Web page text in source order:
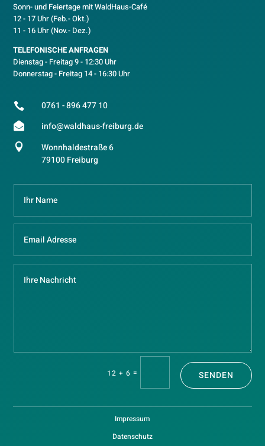
Sonn- und Feiertage mit WaldHaus-Café
12 - 17 Uhr (Feb.- Okt.)
11 - 16 Uhr (Nov.- Dez.)
TELEFONISCHE ANFRAGEN
Dienstag - Freitag 9 - 12:30 Uhr
Donnerstag - Freitag 14 - 16:30 Uhr
 0761 - 896 477 10
 info@waldhaus-freiburg.de

Wonnhaldestraße 6
79100 Freiburg
12 + 6 = SENDEN
Impressum
Datenschutz